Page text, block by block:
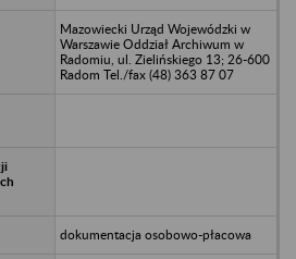
Mazowiecki Urząd Wojewódzki w
Warszawie Oddział Archiwum w
Radomiu, ul. Zielińskiego 13; 26-600
Radom Tel./fax (48) 363 87 07
dokumentacja osobowo-płacowa